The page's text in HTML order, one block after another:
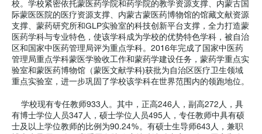
校。学校紧密依托蒙医药学院和药学院的教学资源支撑、内蒙古国
际蒙医医院的医疗资源支撑、内蒙古蒙医药博物馆的馆藏文献资源
支撑、蒙药研究所和GLP实验室的科技创新平台支撑，全力打造蒙
医药学科与专业特色，使该学科成为学校的优势特色学科，被自治
区和国家中医药管理局评为重点学科。2016年完成了国家中医药
管理局重点学科蒙医学验收工作和蒙药学建设任务，蒙药学重点实
验室和蒙医药博物馆（蒙医文献学科)获批为自治区医疗卫生领域
重点实验室，进一步巩固了学校该学科在世界范围内的领跑地位。
学校现有专任教师933人。其中，正高246人，副高272人，具
有博士学位人员347人，硕士学位人员495人，专任教师中具有硕
士及以上学位教师的比例为90.24%。有硕士生导师643人，兼职